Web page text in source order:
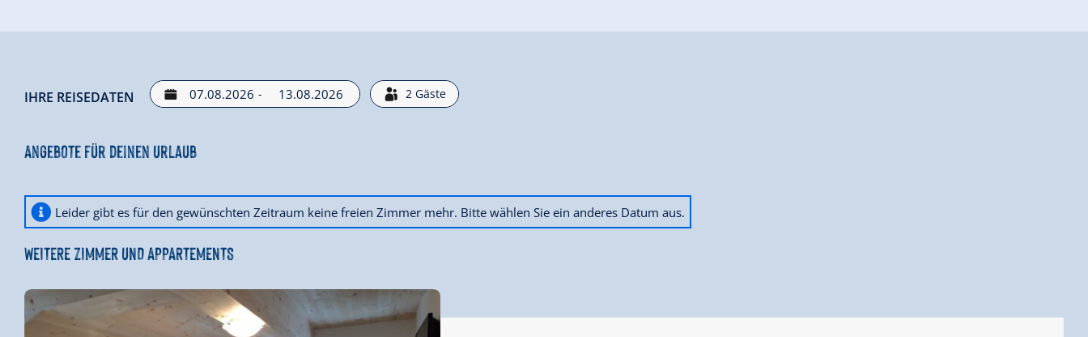
IHRE REISEDATEN - 2 Gäste
Angebote für deinen Urlaub
Leider gibt es für den gewünschten Zeitraum keine freien Zimmer mehr. Bitte wählen Sie ein anderes Datum aus.
WEITERE ZIMMER UND APPARTEMENTS